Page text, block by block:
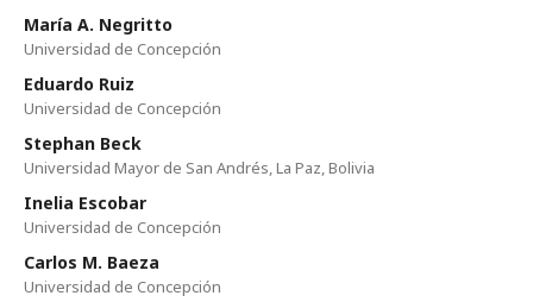
María A. Negritto
Universidad de Concepción
Eduardo Ruiz
Universidad de Concepción
Stephan Beck
Universidad Mayor de San Andrés, La Paz, Bolivia
Inelia Escobar
Universidad de Concepción
Carlos M. Baeza
Universidad de Concepción